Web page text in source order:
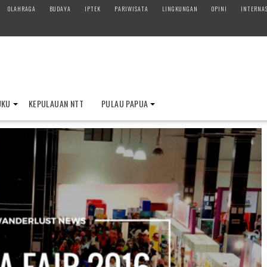
OLAHRAGA BUDAYA IPTEK PARIWISATA LINGKUNGAN OPINI
KEPULAUAN NTT PULAU PAPUA